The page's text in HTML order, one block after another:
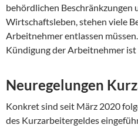
behördlichen Beschränkzungen
Wirtschaftsleben, stehen viele
Arbeitnehmer entlassen
Kündigung der Arbeitnehmer
Neuregelungen
Konkret sind seit März 2020
des Kurzarbeitergeldes